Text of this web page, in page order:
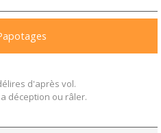
d'après vol.
déception ou râler.